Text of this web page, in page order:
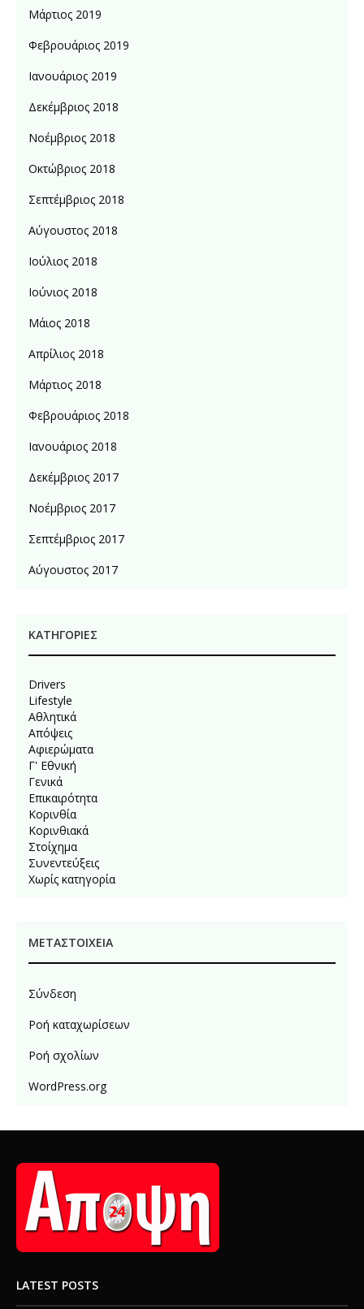
Μάρτιος 2019
Φεβρουάριος 2019
Ιανουάριος 2019
Δεκέμβριος 2018
Νοέμβριος 2018
Οκτώβριος 2018
Σεπτέμβριος 2018
Αύγουστος 2018
Ιούλιος 2018
Ιούνιος 2018
Μάιος 2018
Απρίλιος 2018
Μάρτιος 2018
Φεβρουάριος 2018
Ιανουάριος 2018
Δεκέμβριος 2017
Νοέμβριος 2017
Σεπτέμβριος 2017
Αύγουστος 2017
KΑΤΗΓΟΡΊΕΣ
Drivers
Lifestyle
Αθλητικά
Απόψεις
Αφιερώματα
Γ' Εθνική
Γενικά
Επικαιρότητα
Κορινθία
Κορινθιακά
Στοίχημα
Συνεντεύξεις
Χωρίς κατηγορία
ΜΕΤΑΣΤΟΙΧΕΊΑ
Σύνδεση
Ροή καταχωρίσεων
Ροή σχολίων
WordPress.org
LATEST POSTS